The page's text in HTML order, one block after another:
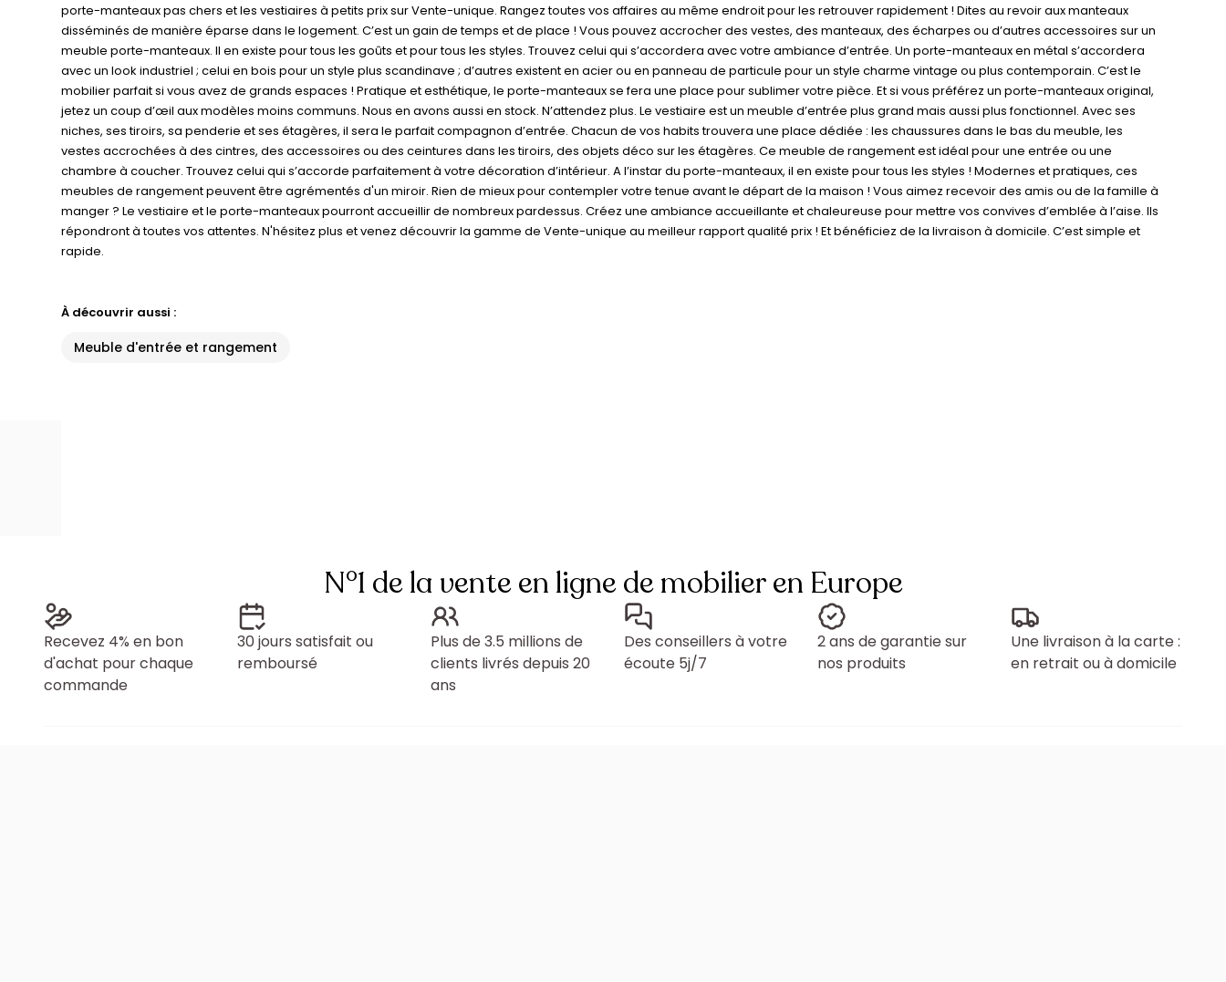
porte-manteaux pas chers et les vestiaires à petits prix sur Vente-unique. Rangez toutes vos affaires au même endroit pour les retrouver rapidement ! Dites au revoir aux manteaux
disséminés de manière éparse dans le logement. C’est un gain de temps et de place ! Vous pouvez accrocher des vestes, des manteaux, des écharpes ou d’autres accessoires sur un
meuble porte-manteaux. Il en existe pour tous les goûts et pour tous les styles. Trouvez celui qui s’accordera avec votre ambiance d’entrée. Un porte-manteaux en métal s’accordera
avec un look industriel ; celui en bois pour un style plus scandinave ; d’autres existent en acier ou en panneau de particule pour un style charme vintage ou plus contemporain. C’est le
mobilier parfait si vous avez de grands espaces ! Pratique et esthétique, le porte-manteaux se fera une place pour sublimer votre pièce. Et si vous préférez un porte-manteaux original,
jetez un coup d’œil aux modèles moins communs. Nous en avons aussi en stock. N’attendez plus. Le vestiaire est un meuble d’entrée plus grand mais aussi plus fonctionnel. Avec ses
niches, ses tiroirs, sa penderie et ses étagères, il sera le parfait compagnon d’entrée. Chacun de vos habits trouvera une place dédiée : les chaussures dans le bas du meuble, les
vestes accrochées à des cintres, des accessoires ou des ceintures dans les tiroirs, des objets déco sur les étagères. Ce meuble de rangement est idéal pour une entrée ou une
chambre à coucher. Trouvez celui qui s’accorde parfaitement à votre décoration d’intérieur. A l’instar du porte-manteaux, il en existe pour tous les styles ! Modernes et pratiques, ces
meubles de rangement peuvent être agrémentés d'un miroir. Rien de mieux pour contempler votre tenue avant le départ de la maison ! Vous aimez recevoir des amis ou de la famille à
manger ? Le vestiaire et le porte-manteaux pourront accueillir de nombreux pardessus. Créez une ambiance accueillante et chaleureuse pour mettre vos convives d’emblée à l’aise. Ils
répondront à toutes vos attentes. N'hésitez plus et venez découvrir la gamme de Vente-unique au meilleur rapport qualité prix ! Et bénéficiez de la livraison à domicile. C’est simple et
rapide.
À découvrir aussi :
Meuble d'entrée et rangement
N°1 de la vente en ligne de mobilier en Europe
Recevez 4% en bon
d'achat pour chaque
commande
30 jours satisfait ou
remboursé
Plus de 3.5 millions de
clients livrés depuis 20
ans
Des conseillers à votre
écoute 5j/7
2 ans de garantie sur
nos produits
Une livraison à la carte :
en retrait ou à domicile